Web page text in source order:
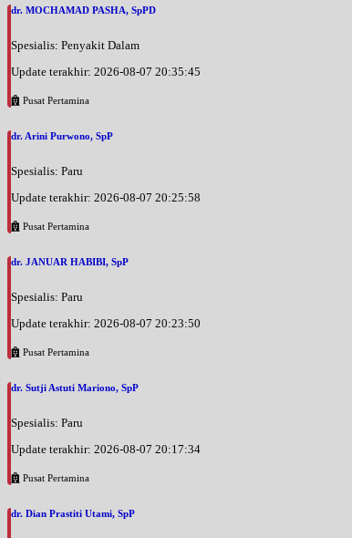
dr. MOCHAMAD PASHA, SpPD
Spesialis: Penyakit Dalam
Update terakhir: 2026-08-07 20:35:45
Pusat Pertamina
dr. Arini Purwono, SpP
Spesialis: Paru
Update terakhir: 2026-08-07 20:25:58
Pusat Pertamina
dr. JANUAR HABIBI, SpP
Spesialis: Paru
Update terakhir: 2026-08-07 20:23:50
Pusat Pertamina
dr. Sutji Astuti Mariono, SpP
Spesialis: Paru
Update terakhir: 2026-08-07 20:17:34
Pusat Pertamina
dr. Dian Prastiti Utami, SpP